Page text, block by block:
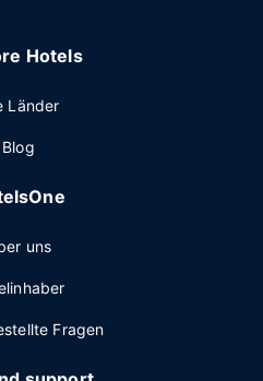
Hotels
Länder
Blog
uns
Fragen